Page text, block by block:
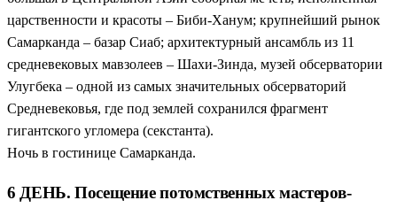
царственности и красоты – Биби-Ханум; крупнейший рынок
Самарканда – базар Сиаб; архитектурный ансамбль из 11
средневековых мавзолеев – Шахи-Зинда, музей обсерватории
Улугбека – одной из самых значительных обсерваторий
Средневековья, где под землей сохранился фрагмент
гигантского угломера (секстанта).
Ночь в гостинице Самарканда.
6 ДЕНЬ. Посещение потомственных мастеров-